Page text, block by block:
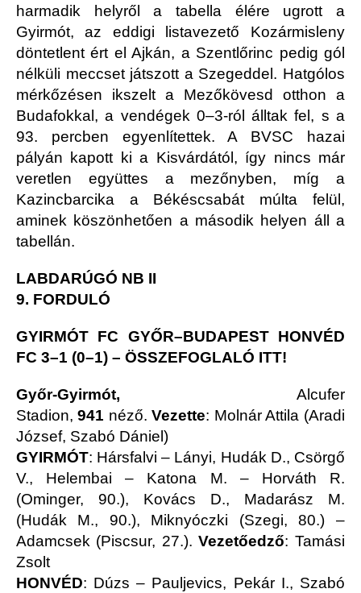
harmadik helyről a tabella élére ugrott a
Gyirmót, az eddigi listavezető Kozármisleny
döntetlent ért el Ajkán, a Szentlőrinc pedig gól
nélküli meccset játszott a Szegeddel. Hatgólos
mérkőzésen ikszelt a Mezőkövesd otthon a
Budafokkal, a vendégek 0–3-ról álltak fel, s a
93. percben egyenlítettek. A BVSC hazai
pályán kapott ki a Kisvárdától, így nincs már
veretlen együttes a mezőnyben, míg a
Kazincbarcika a Békéscsabát múlta felül,
aminek köszönhetően a második helyen áll a
tabellán.
LABDARÚGÓ NB II
9. FORDULÓ
GYIRMÓT FC GYŐR–BUDAPEST HONVÉD
FC 3–1 (0–1) – ÖSSZEFOGLALÓ ITT!
Győr-Gyirmót, Alcufer
Stadion,941 néző.Vezette: Molnár Attila (Aradi
József, Szabó Dániel)
GYIRMÓT: Hársfalvi – Lányi, Hudák D., Csörgő
V., Helembai – Katona M. – Horváth R.
(Ominger, 90.), Kovács D., Madarász M.
(Hudák M., 90.), Miknyóczki (Szegi, 80.) –
Adamcsek (Piscsur, 27.).Vezetőedző: Tamási
Zsolt
HONVÉD: Dúzs – Pauljevics, Pekár I., Szabó